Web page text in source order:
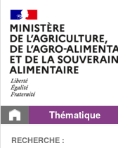
Thématique
RECHERCHE :